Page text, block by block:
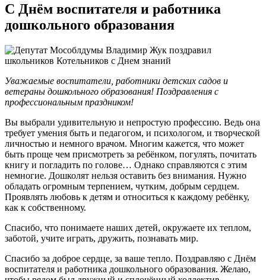
С Днём воспитателя и работника
дошкольного образования
Уважаемые воспитатели, работники детских садов и
ветераны дошкольного образования! Поздравления с
профессиональным праздником!
Вы выбрали удивительную и непростую профессию. Ведь она
требует умения быть и педагогом, и психологом, и творческой
личностью и немного врачом. Многим кажется, что может
быть проще чем присмотреть за ребёнком, погулять, почитать
книгу и погладить по голове… Однако справляются с этим
немногие. Дошколят нельзя оставить без внимания. Нужно
обладать огромным терпением, чутким, добрым сердцем.
Проявлять любовь к детям и относиться к каждому ребёнку,
как к собственному.
Спасибо, что понимаете наших детей, окружаете их теплом,
заботой, учите играть, дружить, познавать мир.
Спасибо за доброе сердце, за ваше тепло. Поздравляю с Днём
воспитателя и работника дошкольного образования. Желаю,